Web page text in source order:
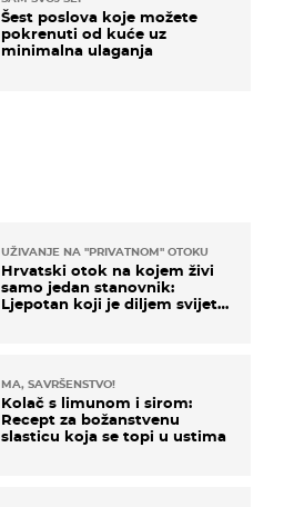
UŽIVANJE NA "PRIVATNOM" OTOKU
Hrvatski otok na kojem živi
samo jedan stanovnik:
Ljepotan koji je diljem svijeta
MA, SAVRŠENSTVO!
Kolač s limunom i sirom:
Recept za božanstvenu
slasticu koja se topi u ustima
Šest poslova koje možete
pokrenuti od kuće uz
minimalna ulaganja